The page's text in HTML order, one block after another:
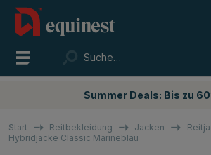
Summer Deals: Bis zu
Start Reitbekleidung Jacken
Hybridjacke Classic Marineblau